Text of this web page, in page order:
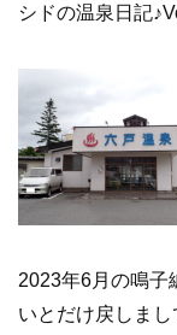
シドの温泉日記
2023年6月の鳴子
いとだけ戻しま